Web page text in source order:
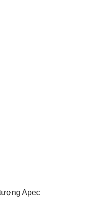
Apec